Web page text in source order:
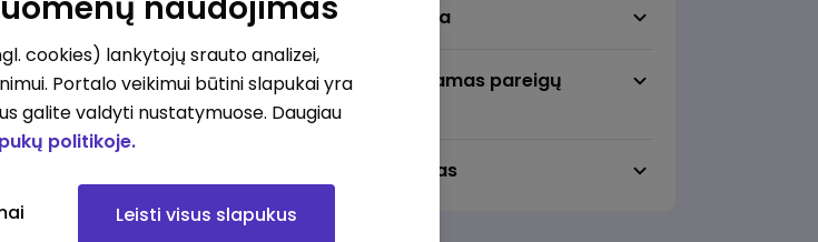
Krovėjas (-a) Ringauduose (galimybė dirbti nepilnu etatu)
Darbo vieta
Pageidaujamas pareigų
Darbo laikas
cookies) lankytojų srauto analizei,
Portalo veikimui būtini slapukai yra
galite valdyti nustatymuose. Daugiau
politikoje.
Leisti visus slapukus